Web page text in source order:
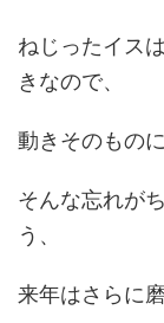
ねじったイス
きなので、
動きそのもの
そんな忘れが
う、
来年はさらに